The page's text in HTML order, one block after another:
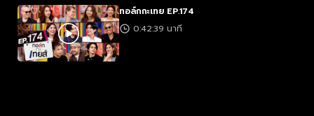
ทอล์กกะเทย EP.174
0:42:39 นาที